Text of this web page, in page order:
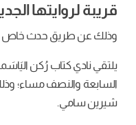
قريبة لروايتها
وذلك عن طريق حدث خاص
السابعة والنصف مساء؛
شيرين سامي.